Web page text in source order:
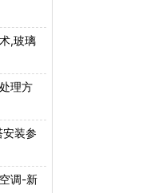
,玻璃
理方
装参
调-新